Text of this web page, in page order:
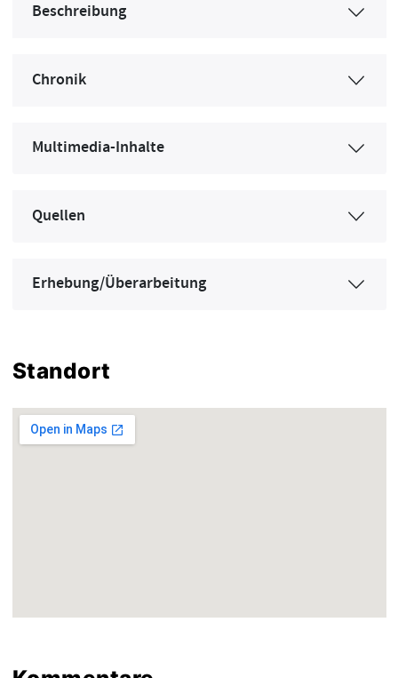
Beschreibung
Chronik
Multimedia-Inhalte
Quellen
Erhebung/Überarbeitung
Standort